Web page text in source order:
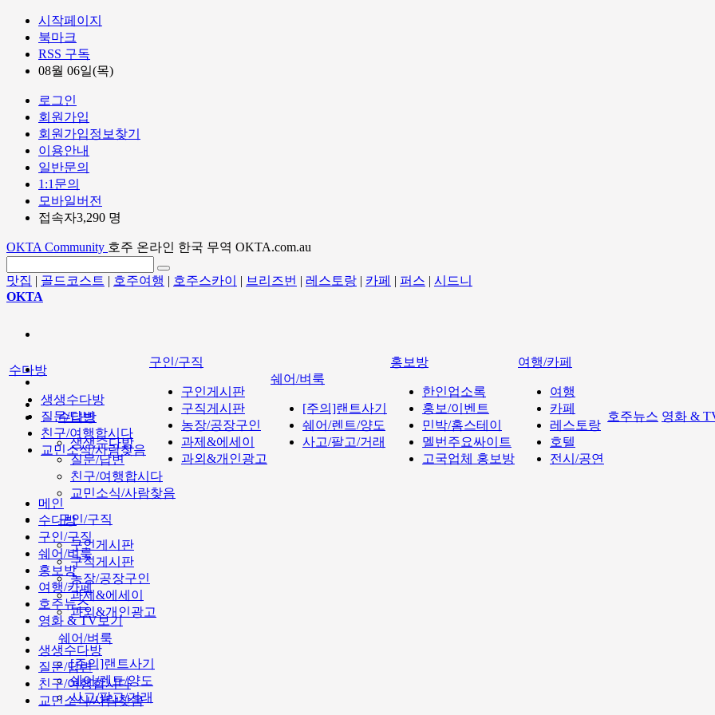
시작페이지
북마크
RSS 구독
08월 06일(목)
로그인
회원가입
회원가입정보찾기
이용안내
일반문의
1:1문의
모바일버전
접속자3,290 명
OKTA Community 호주 온라인 한국 무역 OKTA.com.au
맛집 | 골드코스트 | 호주여행 | 호주스카이 | 브리즈번 | 레스토랑 | 카페 | 퍼스 | 시드니
OKTA
수다방
생생수다방
질문/답변
친구/여행합시다
교민소식/사람찾음
구인/구직
구인게시판
구직게시판
농장/공장구인
과제&에세이
과외&개인광고
쉐어/벼룩
[주의]랜트사기
쉐어/렌트/양도
사고/팔고/거래
수다방
생생수다방
질문/답변
친구/여행합시다
교민소식/사람찾음
구인/구직
구인게시판
구직게시판
농장/공장구인
과제&에세이
과외&개인광고
쉐어/벼룩
[주의]랜트사기
쉐어/렌트/양도
사고/팔고/거래
홍보방
한인업소록
홍보/이벤트
민박/홈스테이
멜번주요싸이트
고국업체 홍보방
여행/카페
여행
카페
레스토랑
호텔
전시/공연
호주뉴스 영화 &
메인
수다방
구인/구직
쉐어/벼룩
홍보방
여행/카페
호주뉴스
영화 & TV보기
생생수다방
질문/답변
친구/여행합시다
교민소식/사람찾음